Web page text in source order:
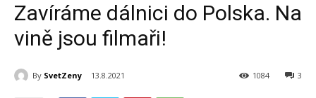
Zavíráme dálnici do Polska. Na
vině jsou filmaři!
By SvetZeny 13.8.2021 3
1084